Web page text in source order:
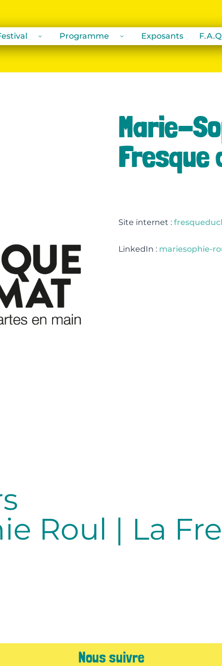
Programme Exposants F.A.Q
Marie-
Fresque
Site internet :
LinkedIn : mariesophie-
Roul | La
Nous suivre